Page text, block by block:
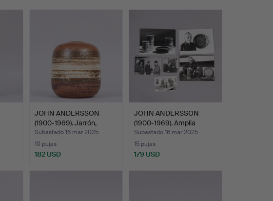
JOHN ANDERSSON
(1900-1969). Jarrón,
esmalt…
Subastado 16 mar 2025
10 pujas
182 USD
JOHN ANDERSSON
(1900-1969). Amplia
colecci…
Subastado 16 mar 2025
15 pujas
179 USD